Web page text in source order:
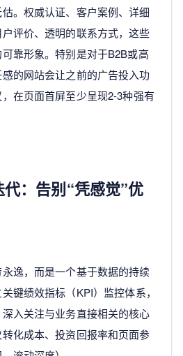
。权威认证、客户案例、详细
评价、透明的联系方式，这些
靠形象。特别是对于B2B或高
的网站会让之前的广告投入功
，在页面首屏至少呈现2-3种强有
：告别“凭感觉”优
逸，而是一个基于数据的持续
键绩效指标（KPI）监控体系，
入关注与业务直接相关的核心
化成本、投资回报率和页面参